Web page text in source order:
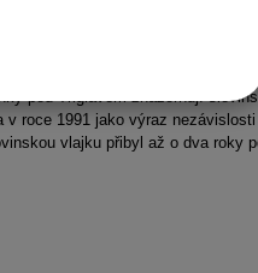
klasické slovanské trikolóry.
bílého pruhu je umístěn modrobílý
pod Triglavem znázorňují
roce 1991 jako výraz
vlajku přibyl až o dva roky